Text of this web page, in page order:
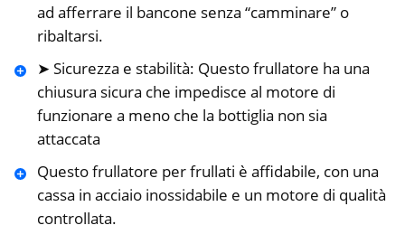
ad afferrare il bancone senza “camminare” o
ribaltarsi.
➤ Sicurezza e stabilità: Questo frullatore ha una
chiusura sicura che impedisce al motore di
funzionare a meno che la bottiglia non sia
attaccata
Questo frullatore per frullati è affidabile, con una
cassa in acciaio inossidabile e un motore di qualità
controllata.